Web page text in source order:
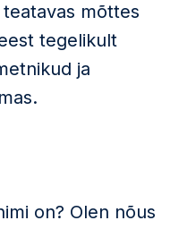
mõttes
tegelikult
ja
on? Olen nõus